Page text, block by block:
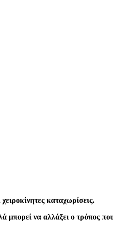
καταχωρίσεις.
να αλλάξει ο τρόπος